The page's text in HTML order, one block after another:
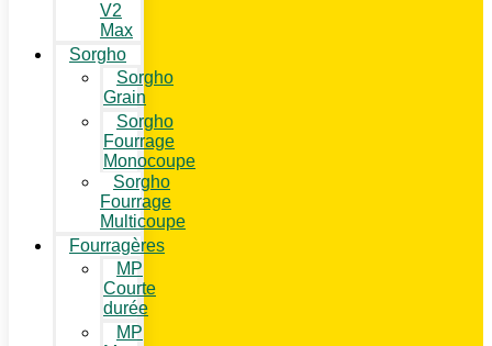
V2
Max
Sorgho
Sorgho
Grain
Sorgho
Fourrage
Monocoupe
Sorgho
Fourrage
Multicoupe
Fourragères
MP
Courte
durée
MP